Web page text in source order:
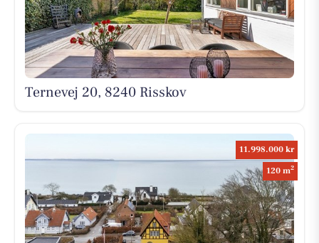
Ternevej 20, 8240 Risskov
11.998.000 kr
120 m2